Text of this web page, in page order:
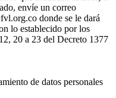
envíe un correo
donde se le dará
lo establecido por los
20 a 23 del Decreto 1377
de datos personales